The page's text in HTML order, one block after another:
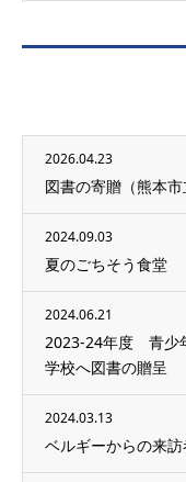
2026.04.23
図書の寄贈（熊本
2024.09.03
夏のごちそう食堂
2024.06.21
2023-24年度 青少
学校へ図書の贈呈
2024.03.13
ベルギーからの来